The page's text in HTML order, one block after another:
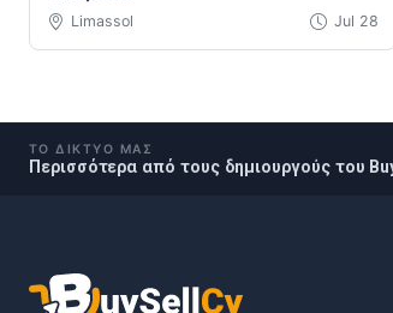
Limassol Jul 28
ΤΟ ΔΊΚΤΥΌ ΜΑΣ
Περισσότερα από τους δημιουργούς του